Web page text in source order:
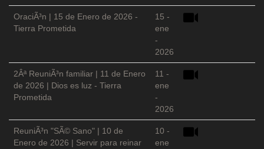
OraciÃ³n | 15 de Enero de 2026 -
Tierra Prometida
15 -
ene
-
2026
2Âª ReuniÃ³n familiar | 11 de Enero
de 2026 | Dios es luz - Tierra
Prometida
11 -
ene
-
2026
ReuniÃ³n "SÃ© Sano" | 10 de
Enero de 2026 | Servir para reinar
10 -
ene